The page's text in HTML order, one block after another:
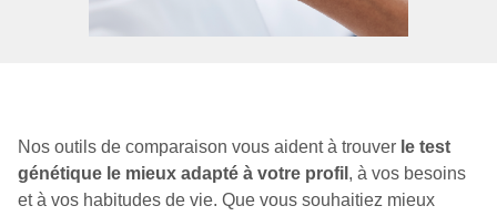
Nos outils de comparaison vous aident à trouver le test
génétique le mieux adapté à votre profil , à vos besoins
et à vos habitudes de vie. Que vous souhaitiez mieux